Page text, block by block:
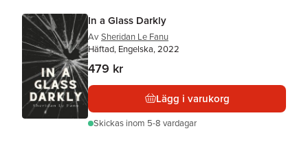
In a Glass Darkly
Av Sheridan Le Fanu
Häftad, Engelska, 2022
479 kr
Lägg i varukorg
Skickas inom 5-8 vardagar